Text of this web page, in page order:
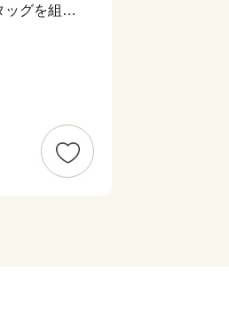
ッグを組
さ）さえ
目指して
す。これ